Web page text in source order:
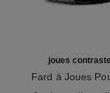
joues
Fard à Joues